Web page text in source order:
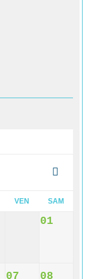
VEN SAM
01
07 08